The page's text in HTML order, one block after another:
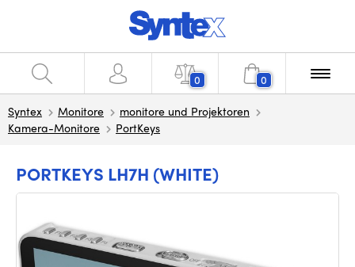
0 0
Syntex Monitore
monitore und Projektoren
Kamera-Monitore
PortKeys
PORTKEYS LH7H (WHITE)